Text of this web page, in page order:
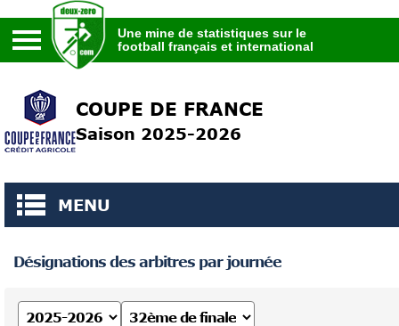
football français et international
Une mine de statistiques sur le
football français et international
COUPE DE FRANCE
Saison 2025-2026
MENU
Désignations des arbitres par journée